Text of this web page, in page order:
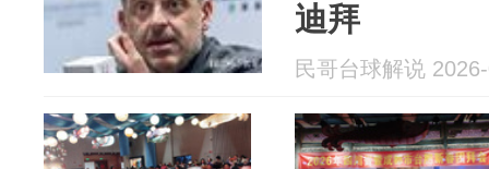
迪拜
民哥台球解说